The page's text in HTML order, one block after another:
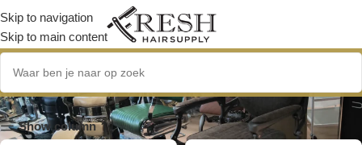
Skip to navigation
Skip to main content
baardolie
Show column